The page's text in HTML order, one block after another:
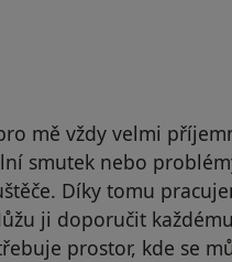
mě vždy velmi
smutek nebo
Díky tomu
ji doporučit
prostor, kde se